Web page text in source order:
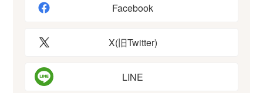
Facebook
X(旧Twitter)
LINE